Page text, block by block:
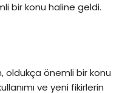
bir konu haline geldi.
oldukça önemli bir konu
ve yeni fikirlerin